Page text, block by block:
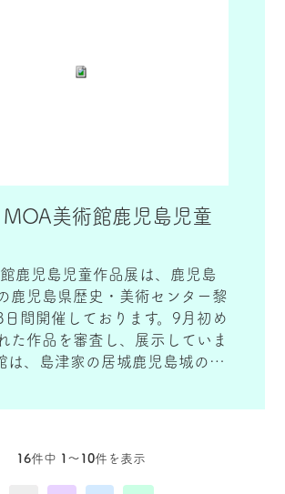
美術館鹿児島児童
鹿児島児童作品展は、鹿児島
鹿児島県歴史・美術センター黎
間開催しております。9月初め
た作品を審査し、展示していま
は、島津家の居城鹿児島城の本
ちの作品をゆったりとご覧いた
16件中 1〜10件を表示